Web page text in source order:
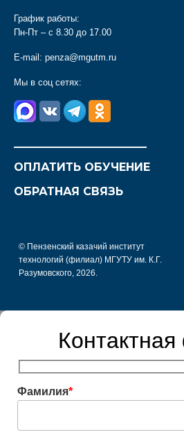
График работы:
Пн-Пт – с 8.30 до 17.00
E-mail: penza@mgutm.ru
Мы в соц сетях:
ОПЛАТИТЬ ОБУЧЕНИЕ
ОБРАТНАЯ СВЯЗЬ
© Пензенский казачий институт
технологий (филиал) МГУТУ им. К.Г.
Разумовского, 2026.
Фамилия*